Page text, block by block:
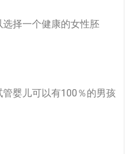
择一个健康的女性胚
管婴儿可以有100％的男孩